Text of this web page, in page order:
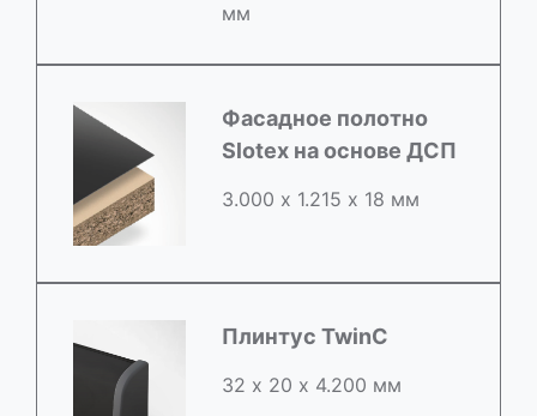
мм
Фасадное полотно
Slotex на основе ДСП
3.000 х 1.215 х 18 мм
Плинтус TwinC
32 х 20 х 4.200 мм